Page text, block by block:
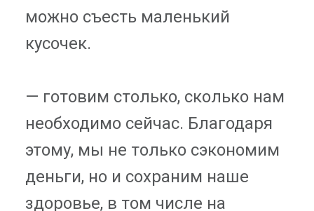
можно съесть маленький
кусочек.
— готовим столько, сколько нам
необходимо сейчас. Благодаря
этому, мы не только сэкономим
деньги, но и сохраним наше
здоровье, в том числе на